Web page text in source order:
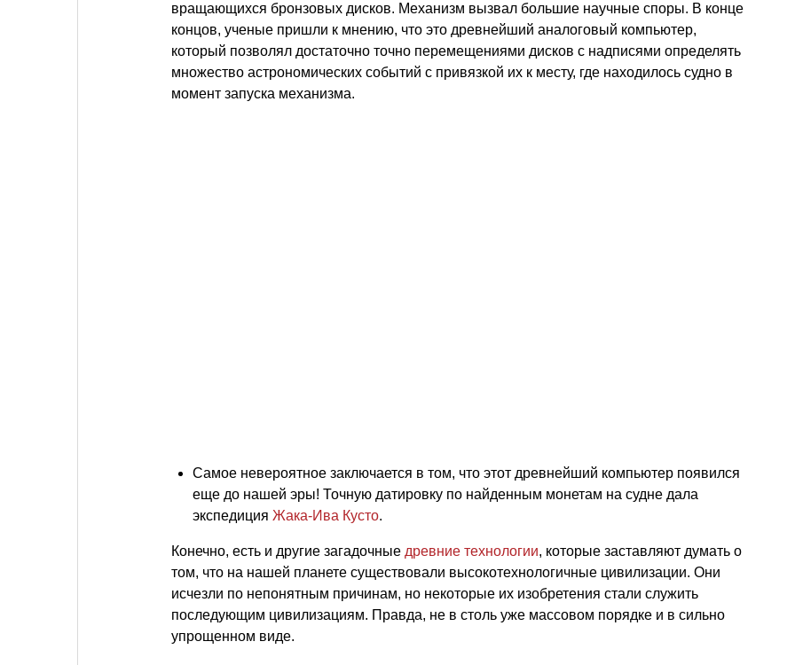
вращающихся бронзовых дисков. Механизм вызвал большие научные споры. В конце
концов, ученые пришли к мнению, что это древнейший аналоговый компьютер,
который позволял достаточно точно перемещениями дисков с надписями определять
множество астрономических событий с привязкой их к месту, где находилось судно в
момент запуска механизма.
Самое невероятное заключается в том, что этот древнейший компьютер появился
еще до нашей эры! Точную датировку по найденным монетам на судне дала
экспедиция Жака-Ива Кусто.
Конечно, есть и другие загадочные древние технологии, которые заставляют думать о
том, что на нашей планете существовали высокотехнологичные цивилизации. Они
исчезли по непонятным причинам, но некоторые их изобретения стали служить
последующим цивилизациям. Правда, не в столь уже массовом порядке и в сильно
упрощенном виде.